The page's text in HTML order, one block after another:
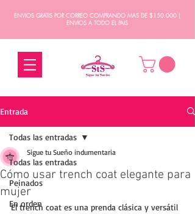
ENVIOS GRATIS POR CORREO COMPRANDO MAS DE $150.000 |
ENVIOS A TODO EL PAIS
Entrada
Todas las entradas
Peinados
En orden
Todas las entradas
Cómo usar trench coat elegante para
mujer
Sigue tu Sueño indumentaria
El trench coat es una prenda clásica y versátil